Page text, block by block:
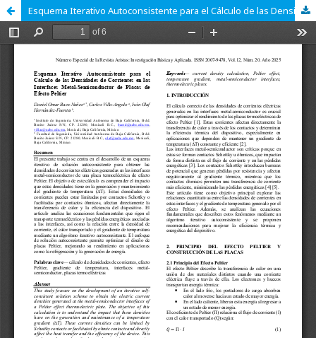
Esquema Iterativo Autoconsistente para el Cálculo de las Densidades de Corrientes en las Interfaces Metal-Semiconductor de Placas de Efecto Peltier